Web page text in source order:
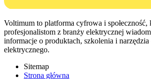
Voltimum to platforma cyfrowa i społeczność,
profesjonalistom z branży elektrycznej
informacje o produktach, szkolenia i narzędzia
elektrycznego.
Sitemap
Strona główna